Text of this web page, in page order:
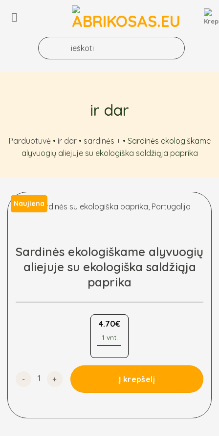
ir dar
Parduotuvė• ir dar• sardinės +• Sardinės ekologiškame
alyvuogių aliejuje su ekologiška saldžiąja paprika
Naujiena
Sardinės ekologiškame alyvuogių
aliejuje su ekologiška saldžiąja
paprika
4.70€
1 vnt.
produkto kiekis: Sardinės ekologiškame alyvuogių
Į krepšelį